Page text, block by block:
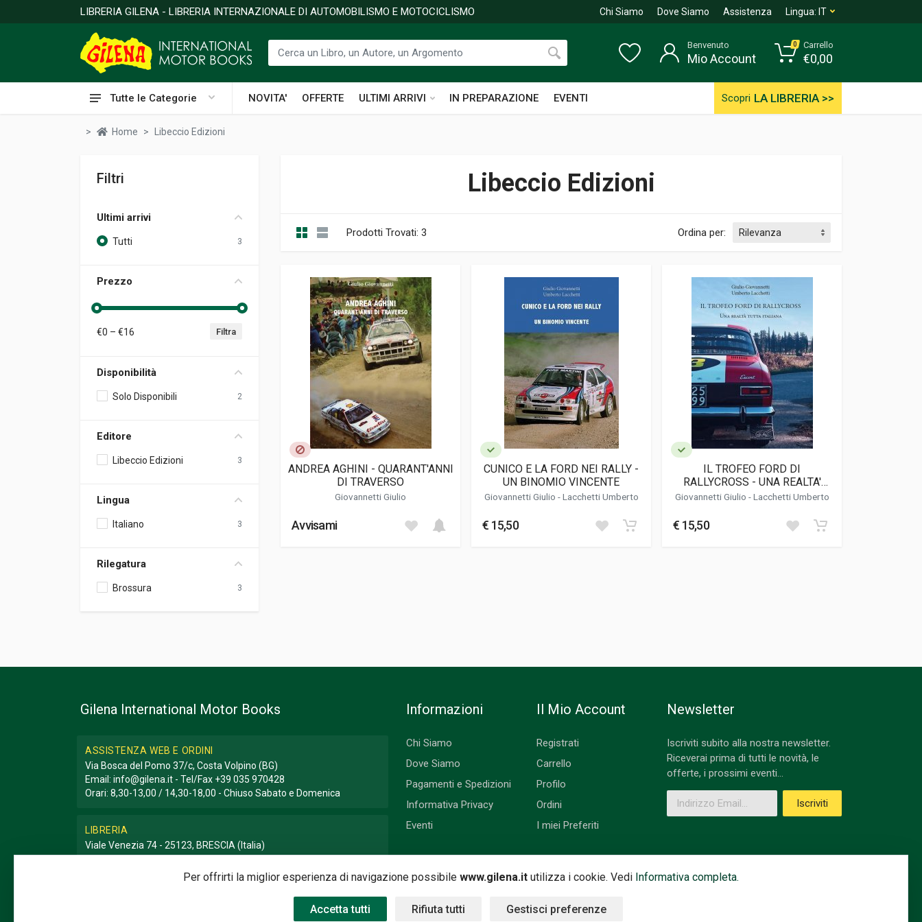
LIBRERIA GILENA - LIBRERIA INTERNAZIONALE DI AUTOMOBILISMO E MOTOCICLISMO Chi Siamo Dove Siamo Assistenza Lingua: IT
Tutte le Categorie NOVITA' OFFERTE ULTIMI ARRIVI IN PREPARAZIONE EVENTI Scopri LA LIBRERIA >>
Benvenuto
Mio Account
0 Carrello
€0,00
Home Libeccio Edizioni
Filtri
Ultimi arrivi
Tutti 3
Prezzo
€0 – €16 Filtra
Disponibilità
Solo Disponibili 2
Editore
Libeccio Edizioni 3
Lingua
Italiano 3
Rilegatura
Brossura 3
Libeccio Edizioni
Prodotti Trovati: 3 Ordina per:
ANDREA AGHINI - QUARANT'ANNI
DI TRAVERSO
Giovannetti Giulio
Avvisami
CUNICO E LA FORD NEI RALLY -
UN BINOMIO VINCENTE
Giovannetti Giulio -Lacchetti Umberto
€ 15,50
IL TROFEO FORD DI
RALLYCROSS - UNA REALTA'
TUTTA ITALIANA
Giovannetti Giulio -Lacchetti Umberto
€ 15,50
Per offrirti la miglior esperienza di navigazione possibile www.gilena.it utilizza i cookie. Vedi Informativa completa.
Accetta tutti Rifiuta tutti Gestisci preferenze
Gilena International Motor Books
ASSISTENZA WEB E ORDINI
Via Bosca del Pomo 37/c, Costa Volpino (BG)
Email: info@gilena.it - Tel/Fax +39 035 970428
Orari: 8,30-13,00 / 14,30-18,00 - Chiuso Sabato e Domenica
LIBRERIA
Viale Venezia 74 - 25123, BRESCIA (Italia)
Email:libreria@gilena.it- Tel/Fax+39 030 3776786
Orari: 9,30-12,30 / 15,30-19,30 - Chiuso Domenica e Lunedì
Informazioni
Chi Siamo
Dove Siamo
Pagamenti e Spedizioni
Informativa Privacy
Eventi
Il Mio Account
Registrati
Carrello
Profilo
Ordini
I miei Preferiti
Newsletter
Iscriviti subito alla nostra newsletter.
Riceverai prima di tutti le novità, le
offerte, i prossimi eventi...
Indirizzo Email
Iscriviti